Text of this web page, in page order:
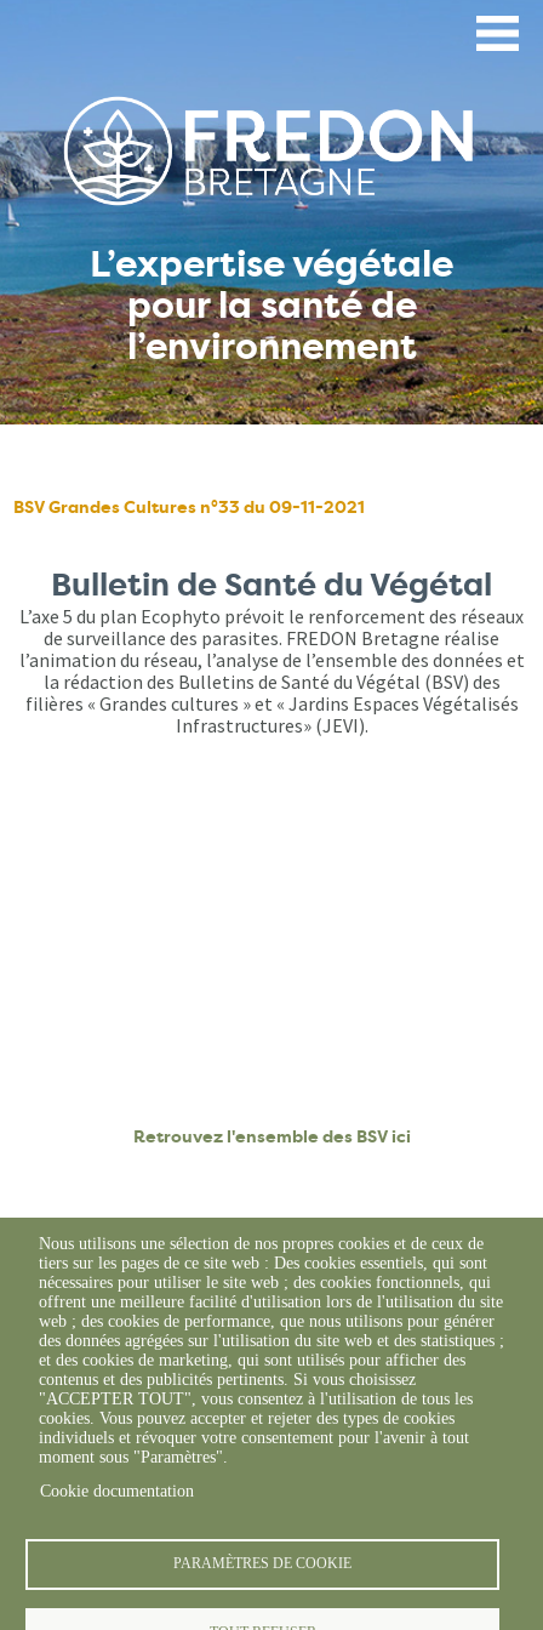
L’expertise végétale
pour la santé de
l’environnement
BSV Grandes Cultures n°33 du 09-11-2021
Bulletin de Santé du Végétal
L’axe 5 du plan Ecophyto prévoit le renforcement des réseaux
de surveillance des parasites. FREDON Bretagne réalise
l’animation du réseau, l’analyse de l’ensemble des données et
la rédaction des Bulletins de Santé du Végétal (BSV) des
filières « Grandes cultures » et « Jardins Espaces Végétalisés
Infrastructures» (JEVI).
Retrouvez l'ensemble des BSV ici
© FREDON 2019 -Mentions légales
Nous utilisons une sélection de nos propres cookies et de ceux de
tiers sur les pages de ce site web : Des cookies essentiels, qui sont
nécessaires pour utiliser le site web ; des cookies fonctionnels, qui
offrent une meilleure facilité d'utilisation lors de l'utilisation du site
web ; des cookies de performance, que nous utilisons pour générer
des données agrégées sur l'utilisation du site web et des statistiques ;
et des cookies de marketing, qui sont utilisés pour afficher des
contenus et des publicités pertinents. Si vous choisissez
"ACCEPTER TOUT", vous consentez à l'utilisation de tous les
cookies. Vous pouvez accepter et rejeter des types de cookies
individuels et révoquer votre consentement pour l'avenir à tout
moment sous "Paramètres".
Cookie documentation
PARAMÈTRES DE COOKIE